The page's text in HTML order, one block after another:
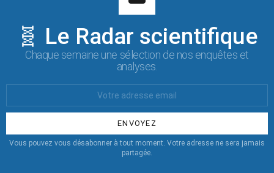
🧬 Le Radar scientifique
Chaque semaine une sélection de nos enquêtes et
analyses.
:
Vous pouvez vous désabonner à tout moment. Votre adresse ne sera jamais
partagée.